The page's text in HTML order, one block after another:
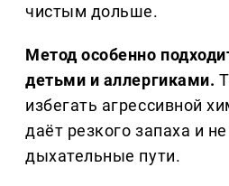
чистым дольше.
Метод особенно
детьми и аллергиками.
избегать агрессивной
даёт резкого запаха и
дыхательные пути.